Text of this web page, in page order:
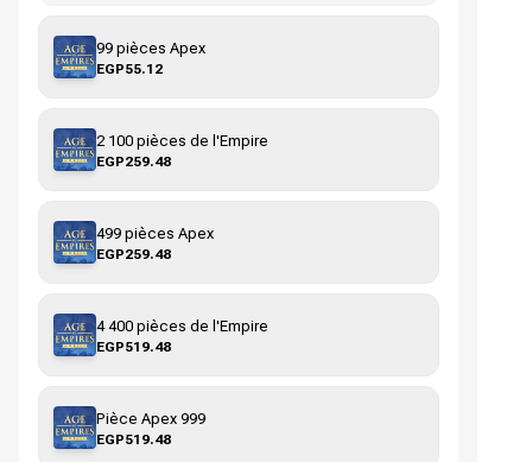
99 pièces Apex
EGP55.12
2 100 pièces de l'Empire
EGP259.48
499 pièces Apex
EGP259.48
4 400 pièces de l'Empire
EGP519.48
Pièce Apex 999
EGP519.48